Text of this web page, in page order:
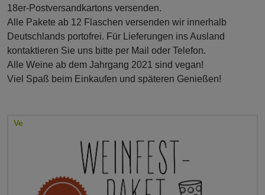
18er-Postversandkartons versenden.
Alle Pakete ab 12 Flaschen versenden wir innerhalb
Deutschlands portofrei. Für Lieferungen ins Ausland
kontaktieren Sie uns bitte per Mail oder Telefon.
Alle Weine ab dem Jahrgang 2021 sind vegan!
Viel Spaß beim Einkaufen und späteren Genießen!
Vegan